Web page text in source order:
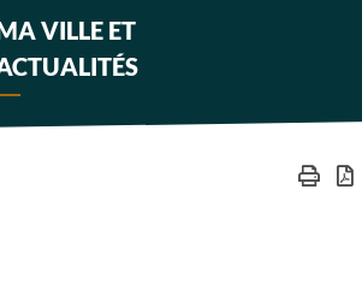
VILLE ET